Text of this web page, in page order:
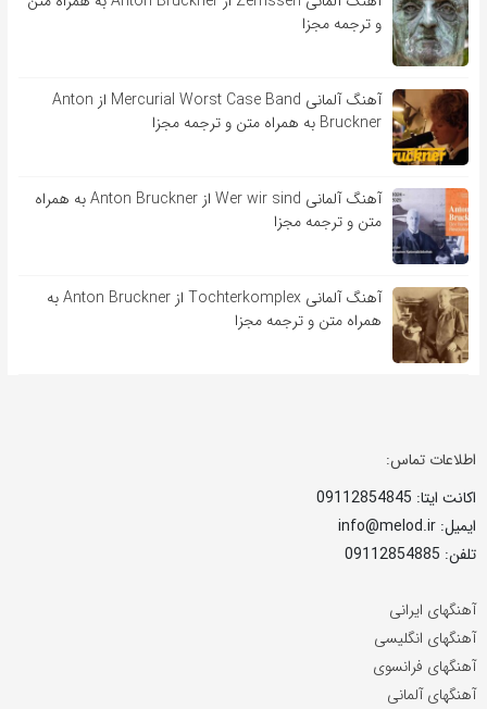
و ترجمه مجزا
آهنگ آلمانی Mercurial Worst Case Band از Anton
Bruckner به همراه متن و ترجمه مجزا
آهنگ آلمانی Wer wir sind از Anton Bruckner به همراه
متن و ترجمه مجزا
آهنگ آلمانی Tochterkomplex از Anton Bruckner به
همراه متن و ترجمه مجزا
اطلاعات تماس:
اکانت ایتا: 09112854845
ایمیل: info@melod.ir
تلفن: 09112854885
آهنگهای ایرانی
آهنگهای انگلیسی
آهنگهای فرانسوی
آهنگهای آلمانی